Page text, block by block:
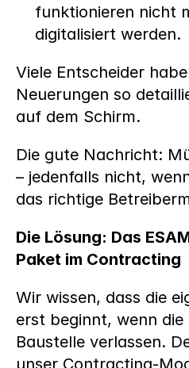
funktionieren nicht
digitalisiert werden.
Viele Entscheider
Neuerungen so
auf dem Schirm.
Die gute Nachricht:
– jedenfalls nicht,
das richtige
Die Lösung: Das
Paket im Contracting
Wir wissen, dass die
erst beginnt, wenn die
Baustelle verlassen.
unser Contracting-